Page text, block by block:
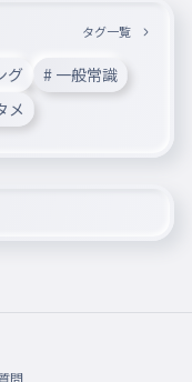
タグ一覧
グ
# 一般常識
メ
問